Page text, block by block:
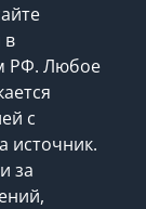
в
РФ. Любое
с
источник.
за